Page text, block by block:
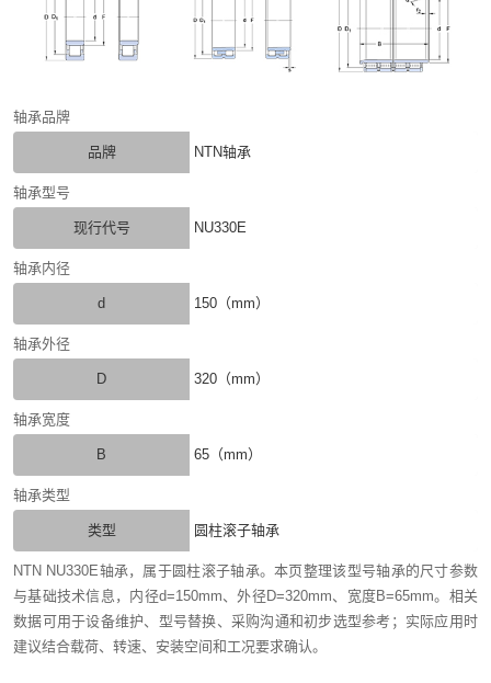
轴承品牌
品牌 NTN轴承
轴承型号
现行代号 NU330E
轴承内径
d 150（mm）
轴承外径
D 320（mm）
轴承宽度
B 65（mm）
轴承类型
类型 圆柱滚子轴承
NTN NU330E轴承，属于圆柱滚子轴承。本页整理该型号轴承的尺寸参数
与基础技术信息，内径d=150mm、外径D=320mm、宽度B=65mm。相关
数据可用于设备维护、型号替换、采购沟通和初步选型参考；实际应用时
建议结合载荷、转速、安装空间和工况要求确认。